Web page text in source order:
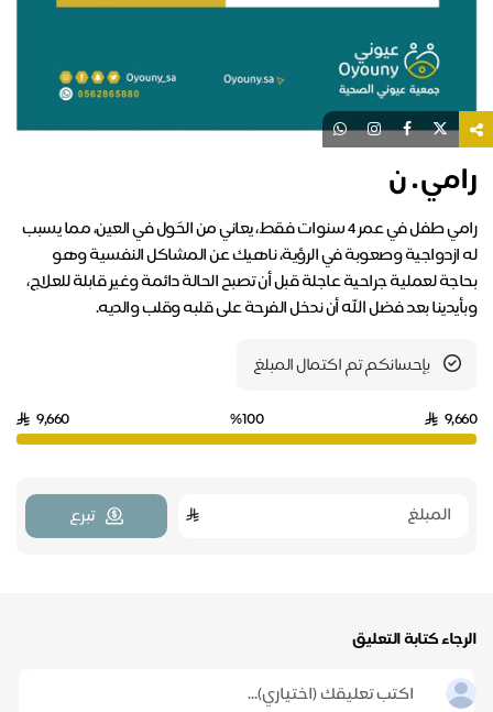
رامي . ن
رامي طفل في عمر 4 سنوات فقط، يعاني من الحَول في العين، مما يسبب
له ازدواجية وصعوبة في الرؤية، ناهيك عن المشاكل النفسية وهو
بحاجة لعملية جراحية عاجلة قبل أن تصبح الحالة دائمة وغير قابلة للعلاج،
وبأيدينا بعد فضل الله أن ندخل الفرحة على قلبه وقلب والديه.
بإحسانكم تم اكتمال المبلغ
9,660
%100
9,660
تبرع
الرجاء كتابة التعليق